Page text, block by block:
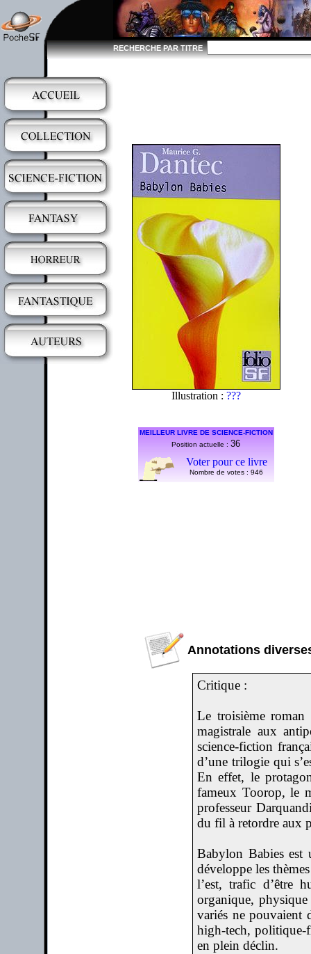
RECHERCHE PAR TITRE
Illustration : ???
MEILLEUR LIVRE DE SCIENCE-FICTION
Position actuelle : 36
Voter pour ce livre
Nombre de votes : 946
Annotations
Critique :
Le troisième
magistrale aux
science-fiction
d’une trilogie qui
En effet, le
fameux Toorop, le
professeur
du fil à retordre aux
Babylon Babies est
développe les
l’est, trafic d’être
organique,
variés ne pouvaient
high-tech,
en plein déclin.